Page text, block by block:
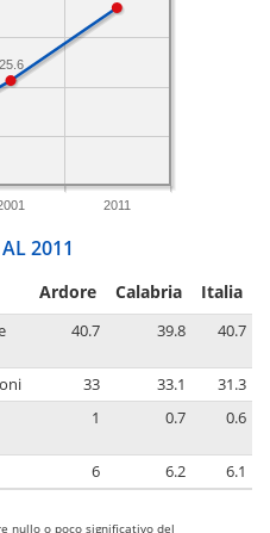
2011
25.6
2011
Ardore Calabria Italia
40.7 39.8 40.7
33 33.1
31.3
1 0.7 0.6
6 6.2 6.1
nullo o poco significativo del